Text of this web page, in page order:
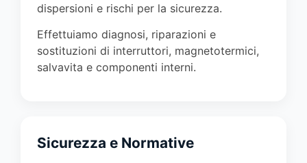
dispersioni e rischi per la sicurezza.
Effettuiamo diagnosi, riparazioni e
sostituzioni di interruttori, magnetotermici,
salvavita e componenti interni.
Sicurezza e Normative